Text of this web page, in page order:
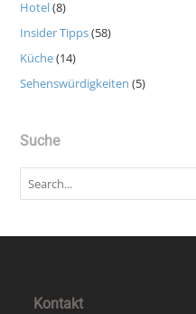
Hotel(8)
Insider Tipps(58)
Küche(14)
Sehenswürdigkeiten (5)
Suche
Kontakt